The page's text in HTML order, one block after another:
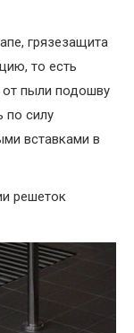
грязезащита
то есть
пыли подошву
по силу
вставками в
решеток